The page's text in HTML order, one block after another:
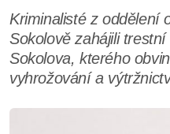
Kriminalisté z oddělení
Sokolově zahájili
Sokolova, kterého
vyhrožování a